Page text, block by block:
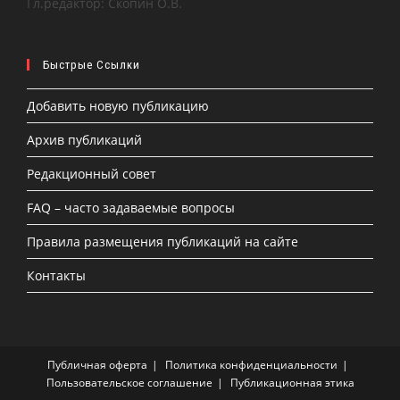
Быстрые Ссылки
Добавить новую публикацию
Архив публикаций
Редакционный совет
FAQ – часто задаваемые вопросы
Правила размещения публикаций на сайте
Контакты
Публичная оферта
Политика конфиденциальности
Пользовательское соглашение
Публикационная этика